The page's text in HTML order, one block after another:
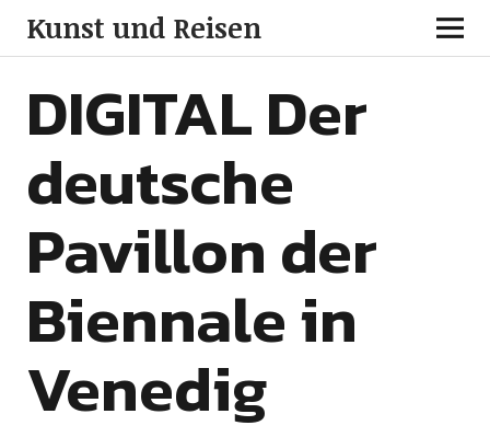
Kunst und Reisen
DIGITAL Der
deutsche
Pavillon der
Biennale in
Venedig